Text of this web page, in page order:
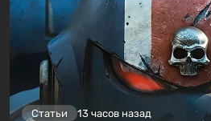
Статьи 13 часов назад